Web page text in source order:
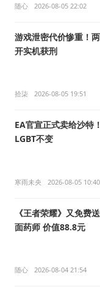
随心 2026-08-05 22:02
游戏泄密代价惨重！
开实机获刑
拾柒 2026-08-05 19:51
EA官宣正式卖给沙特
LGBT不变
寒雨未央 2026-08-05 10:40
《王者荣耀》又免费
面药师 价值88.8元
随心 2026-08-04 21:54